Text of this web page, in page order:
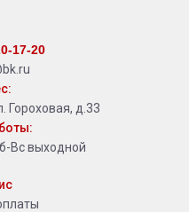
17-20
Гороховая, д.33
Вс выходной